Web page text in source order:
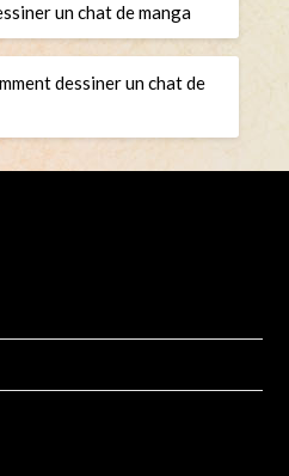
un chat de manga
dessiner un chat de